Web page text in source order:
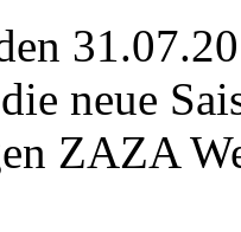
neue
ZAZA